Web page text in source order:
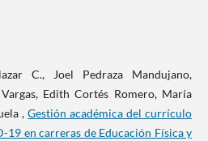
C., Joel Pedraza Mandujano,
Edith Cortés Romero, María
,Gestión académica del currículo
19 en carreras de Educación Física y